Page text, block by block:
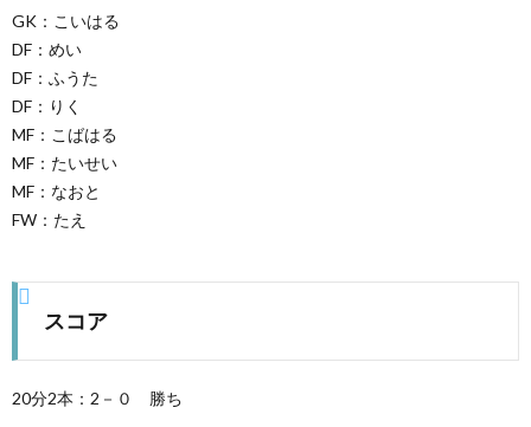
GK：こいはる
DF：めい
DF：ふうた
DF：りく
MF：こばはる
MF：たいせい
MF：なおと
FW：たえ
スコア
20分2本：2－０ 勝ち